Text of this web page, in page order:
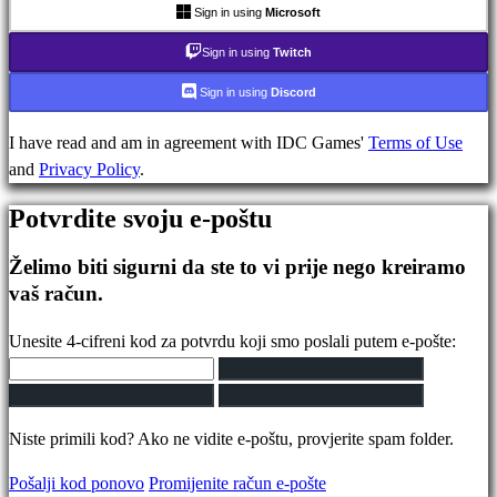
IDC
Gifts
Podrška
Često
Postavljena
pitanja
Nalog
Registrujte
se
Prijavite
se
ste
Sign in using Microsoft
Sign in using Twitch
Sign in using Discord
I have read and am in agreement with IDC Games' Terms of Use
and Privacy Policy.
Potvrdite svoju e-poštu
Želimo biti sigurni da ste to vi prije nego kreiramo
vaš račun.
Unesite 4-cifreni kod za potvrdu koji smo poslali putem e-pošte:
Niste primili kod? Ako ne vidite e-poštu, provjerite spam folder.
Pošalji kod ponovo Promijenite račun e-pošte